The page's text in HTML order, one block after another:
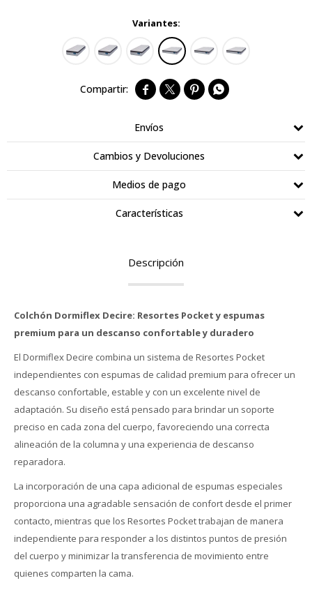
Variantes:
   
Envíos
Cambios y Devoluciones
Medios de pago
Características
Descripción
Colchón Dormiflex Decire: Resortes Pocket y espumas
premium para un descanso confortable y duradero
El Dormiflex Decire combina un sistema de Resortes Pocket
independientes con espumas de calidad premium para ofrecer un
descanso confortable, estable y con un excelente nivel de
adaptación. Su diseño está pensado para brindar un soporte
preciso en cada zona del cuerpo, favoreciendo una correcta
alineación de la columna y una experiencia de descanso
reparadora.
La incorporación de una capa adicional de espumas especiales
proporciona una agradable sensación de confort desde el primer
contacto, mientras que los Resortes Pocket trabajan de manera
independiente para responder a los distintos puntos de presión
del cuerpo y minimizar la transferencia de movimiento entre
quienes comparten la cama.